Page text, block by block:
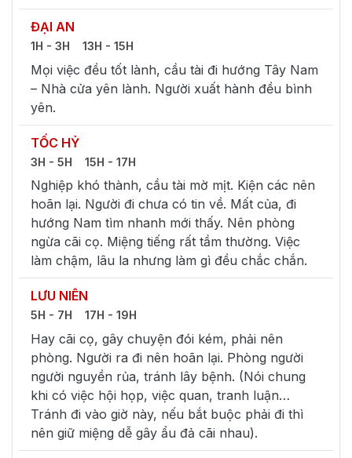
ĐẠI AN
1H - 3H 13H - 15H
Mọi việc đều tốt lành, cầu tài đi hướng Tây Nam
– Nhà cửa yên lành. Người xuất hành đều bình
yên.
TỐC HỶ
3H - 5H 15H - 17H
Nghiệp khó thành, cầu tài mờ mịt. Kiện các nên
hoãn lại. Người đi chưa có tin về. Mất của, đi
hướng Nam tìm nhanh mới thấy. Nên phòng
ngừa cãi cọ. Miệng tiếng rất tầm thường. Việc
làm chậm, lâu la nhưng làm gì đều chắc chắn.
LƯU NIÊN
5H - 7H 17H - 19H
Hay cãi cọ, gây chuyện đói kém, phải nên
phòng. Người ra đi nên hoãn lại. Phòng người
người nguyền rủa, tránh lây bệnh. (Nói chung
khi có việc hội họp, việc quan, tranh luận…
Tránh đi vào giờ này, nếu bắt buộc phải đi thì
nên giữ miệng dễ gây ẩu đả cãi nhau).